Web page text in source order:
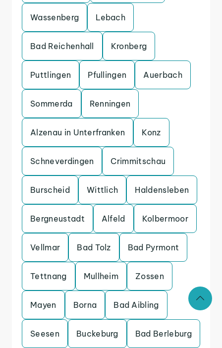
Wassenberg Lebach
Bad Reichenhall Kronberg
Puttlingen Pfullingen Auerbach
Sommerda Renningen
Alzenau in Unterfranken Konz
Schneverdingen Crimmitschau
Burscheid Wittlich Haldensleben
Bergneustadt Alfeld Kolbermoor
Vellmar Bad Tolz Bad Pyrmont
Tettnang Mullheim Zossen
Mayen Borna Bad Aibling
Seesen Buckeburg Bad Berleburg